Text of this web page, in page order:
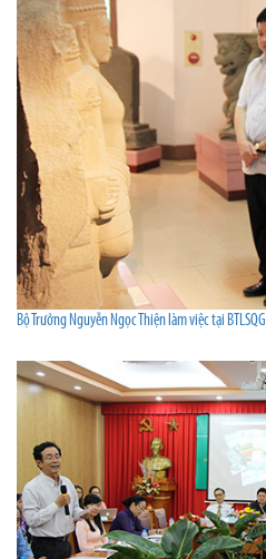
Bộ Trưởng Nguyễn Ngọc Thiện làm việc tại BTLSQG